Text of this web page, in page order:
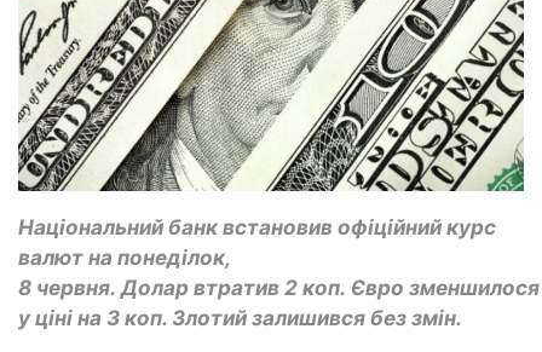
Національний банк встановив офіційний курс
валют на понеділок,
8 червня. Долар втратив 2 коп. Євро зменшилося
у ціні на 3 коп. Злотий залишився без змін.